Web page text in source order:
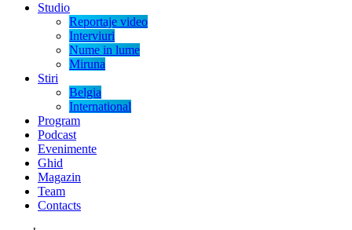
Studio
Reportaje video
Interviuri
Nume in lume
Miruna
Stiri
Belgia
International
Program
Podcast
Evenimente
Ghid
Magazin
Team
Contacts